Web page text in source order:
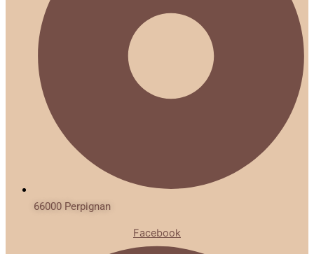
66000 Perpignan
Facebook